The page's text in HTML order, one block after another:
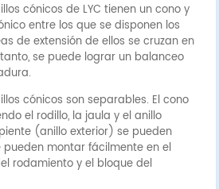
cónicos de LYC tienen un cono y
entre los que se disponen los
de extensión de ellos se cruzan en
se puede lograr un balanceo
cónicos son separables. El cono
el rodillo, la jaula y el anillo
(anillo exterior) se pueden
pueden montar fácilmente en el
rodamiento y el bloque del